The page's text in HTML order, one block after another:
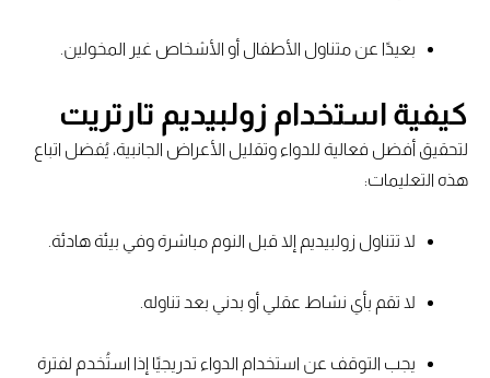
بعيدًا عن متناول الأطفال أو الأشخاص غير المخولين.
كيفية استخدام زولبيديم تارتريت
لتحقيق أفضل فعالية للدواء وتقليل الأعراض الجانبية، يُفضل اتباع
هذه التعليمات:
لا تتناول زولبيديم إلا قبل النوم مباشرة وفي بيئة هادئة.
لا تقم بأي نشاط عقلي أو بدني بعد تناوله.
يجب التوقف عن استخدام الدواء تدريجيًا إذا استُخدم لفترة